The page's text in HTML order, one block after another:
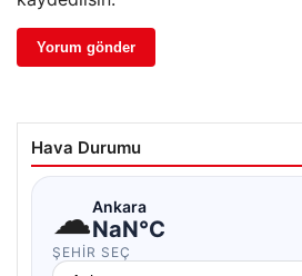
Hava Durumu
☁Ankara
NaN°C
ŞEHIR SEÇ